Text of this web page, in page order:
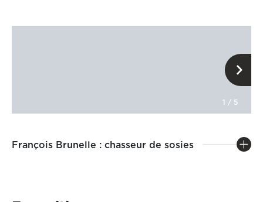
1 / 5
François Brunelle : chasseur de sosies